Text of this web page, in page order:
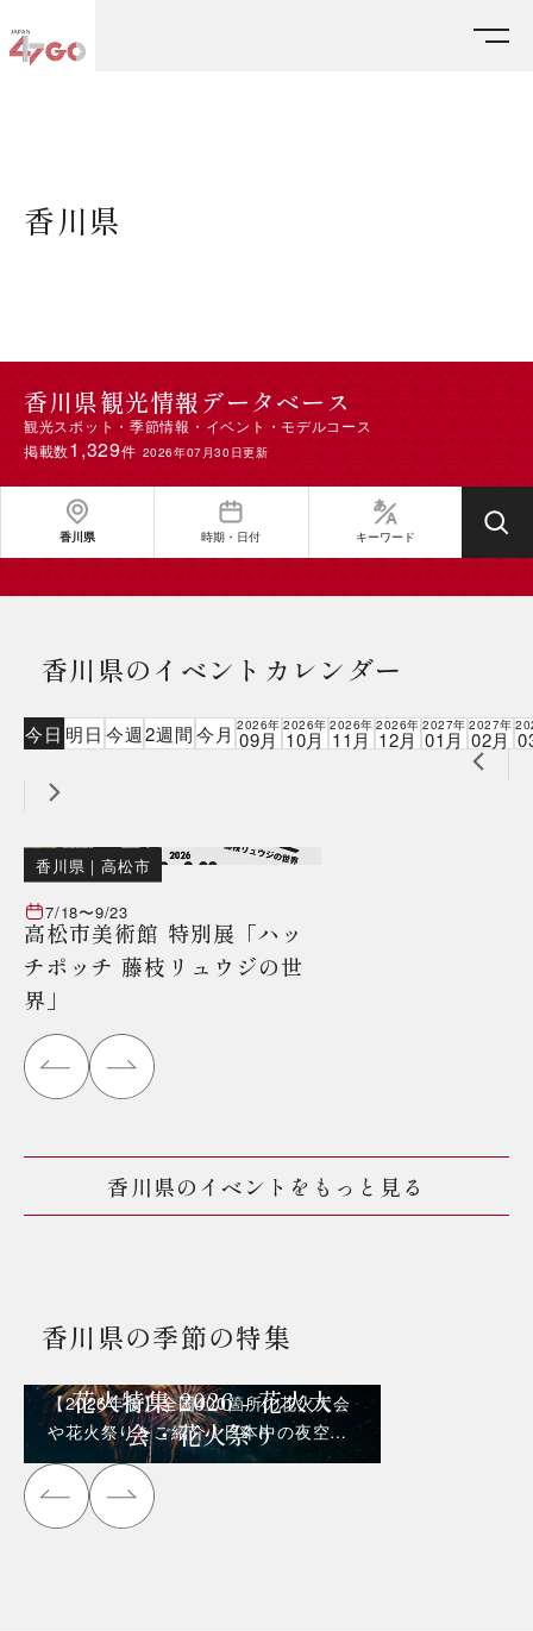
香川県
香川県観光情報データベース
観光スポット・季節情報・イベント・モデルコース
掲載数1,329件 2026年07月30日更新
香川県 時期・日付 キーワード
香川県のイベントカレンダー
今日 明日 今週 2週間今月 2026年
09月
2026年
10月
2026年
11月
2026年
12月
2027年
01月
2027年
02月
香川県 ｜高松市
7/18〜9/23
高松市美術館 特別展「ハッ
チポッチ 藤枝リュウジの世
界」
香川県のイベントをもっと見る
香川県の季節の特集
花火特集 2026 - 花火大
会・花火祭り
【2026年版】全国400箇所の花火大会
や花火祭りをご紹介！日本中の夜空を
彩る花火を見に行こう！！！